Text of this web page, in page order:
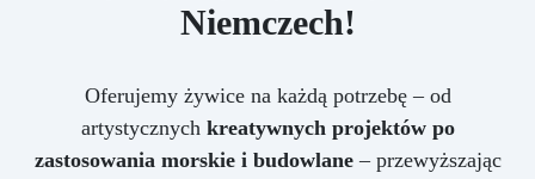
Niemczech!
Oferujemy żywice na każdą potrzebę – od
artystycznych kreatywnych projektów po
zastosowania morskie i budowlane– przewyższając